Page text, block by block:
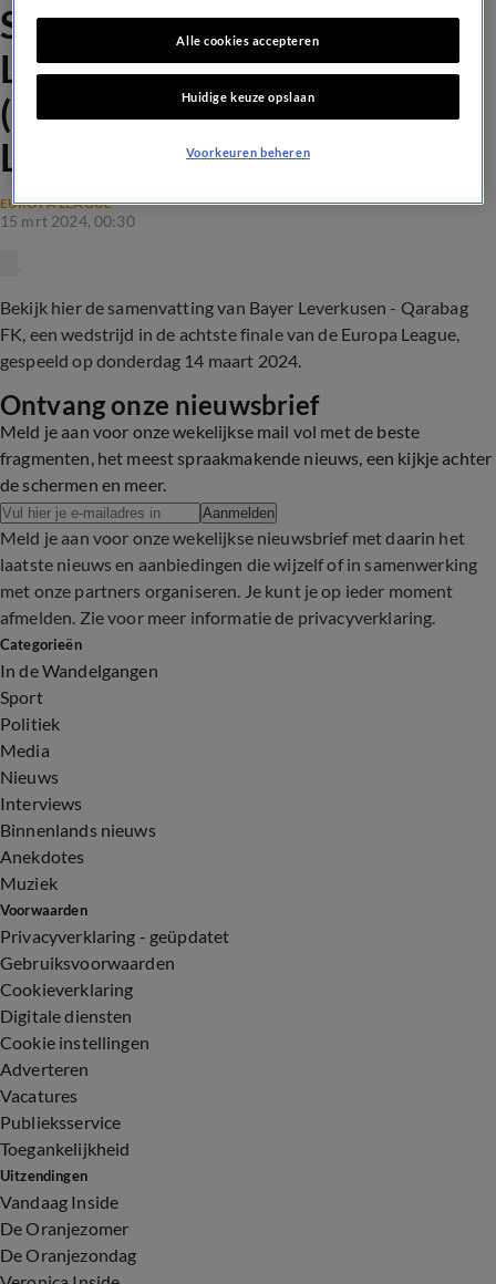
SAMENVATTING: Bayer
Leverkusen - Qarabag FK
(achtste finale Europa
League)
EUROPA LEAGUE
15 mrt 2024, 00:30
Bekijk hier de samenvatting van Bayer Leverkusen - Qarabag
FK, een wedstrijd in de achtste finale van de Europa League,
gespeeld op donderdag 14 maart 2024.
Ontvang onze nieuwsbrief
Meld je aan voor onze wekelijkse mail vol met de beste
fragmenten, het meest spraakmakende nieuws, een kijkje achter
de schermen en meer.
Aanmelden
Meld je aan voor onze wekelijkse nieuwsbrief met daarin het
laatste nieuws en aanbiedingen die wijzelf of in samenwerking
met onze partners organiseren. Je kunt je op ieder moment
afmelden. Zie voor meer informatie de privacyverklaring.
Categorieën
In de Wandelgangen
Sport
Politiek
Media
Nieuws
Interviews
Binnenlands nieuws
Anekdotes
Muziek
Voorwaarden
Privacyverklaring - geüpdatet
Gebruiksvoorwaarden
Cookieverklaring
Digitale diensten
Cookie instellingen
Adverteren
Vacatures
Publieksservice
Toegankelijkheid
Uitzendingen
Vandaag Inside
De Oranjezomer
De Oranjezondag
Alle cookies accepteren
Huidige keuze opslaan
Voorkeuren beheren